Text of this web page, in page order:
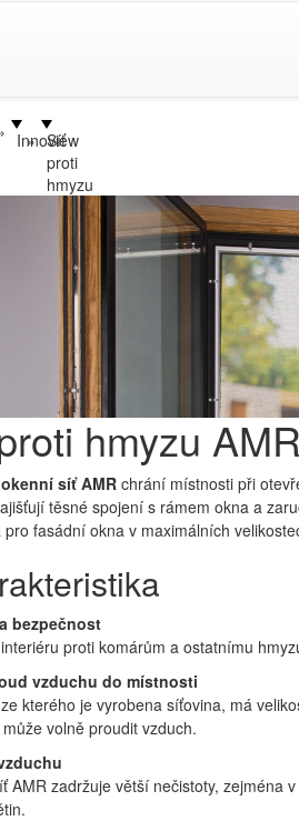
Innoview
Síť
proti
hmyzu
hmyzu AMR
síť AMRchrání místnosti při
těsné spojení s rámem okna a
pro fasádní okna v maximálních
bezpečnost
proti komárům a ostatnímu
vzduchu do místnosti
kterého je vyrobena síťovina, má
volně proudit vzduch.
AMR zadržuje větší nečistoty, zejména